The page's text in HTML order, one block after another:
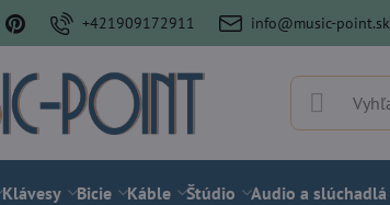
+421909172911 info@music-point.sk
Klávesy Bicie Káble Štúdio Audio a slúchadlá